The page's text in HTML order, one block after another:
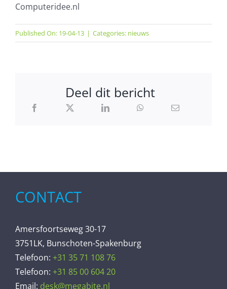
Computeridee.nl
Published On: 19-04-13 | Categories: nieuws
Deel dit bericht
CONTACT
Amersfoortseweg 30-17
3751LK, Bunschoten-Spakenburg
Telefoon: +31 35 71 108 76
Telefoon: +31 85 00 604 20
Email: desk@megabite.nl